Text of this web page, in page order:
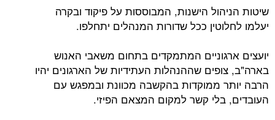
שיטות הניהול הישנות, המבוססות על פיקוד ובקרה
יעלמו לחלוטין ככל שדורות המנהלים יתחלפו.
יועצים ארגוניים המתמקדים בתחום משאבי האנוש
בארה"ב, צופים שההנהלות העתידיות של הארגונים יהיו
הרבה יותר ממוקדות בהקשבה מכוונת ובמפגש עם
העובדים, בלי קשר למקום המצאם הפיזי.